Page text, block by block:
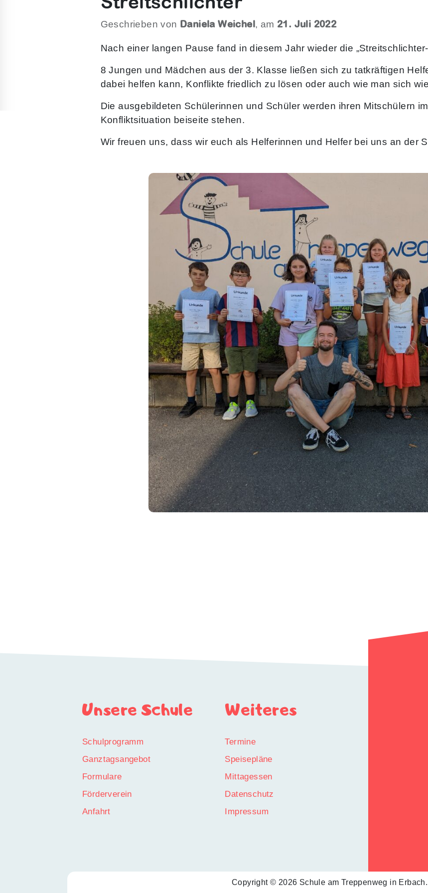
Geschrieben von Daniela Weichel, am 21. Juli 2022
Nach einer langen Pause fand in diesem Jahr wieder die
8 Jungen und Mädchen aus der 3. Klasse ließen sich zu tatkräftigen
dabei helfen kann, Konflikte friedlich zu lösen oder auch wie man sich
Die ausgebildeten Schülerinnen und Schüler werden ihren Mitschülern
Konfliktsituation beiseite stehen.
Wir freuen uns, dass wir euch als Helferinnen und Helfer bei uns an der
Unsere Schule
Schulprogramm
Ganztagsangebot
Formulare
Förderverein
Anfahrt
Weiteres
Termine
Speisepläne
Mittagessen
Datenschutz
Impressum
Copyright © 2026 Schule am Treppenweg in